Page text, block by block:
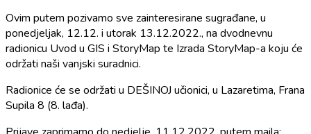
Ovim putem pozivamo sve zainteresirane sugrađane, u
ponedjeljak, 12.12. i utorak 13.12.2022., na dvodnevnu
radionicu Uvod u GIS i StoryMap te Izrada StoryMap-a koju će
održati naši vanjski suradnici.
Radionice će se održati u DEŠINOJ učionici, u Lazaretima, Frana
Supila 8 (8. lađa).